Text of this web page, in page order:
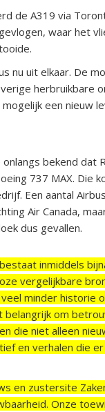
de A319 via
waar het
nu uit elkaar. De
herbruikbare
een nieuw
onlangs bekend dat
737 MAX. Die
Een aantal
Air Canada,
dus gevallen.
inmiddels
vergelijkbare
minder historie
belangrijk om
die niet alleen
en verhalen die
en zustersite
Onze